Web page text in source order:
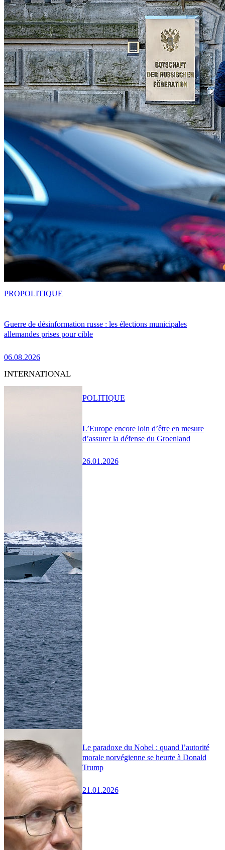
Guerre de désinformation russe : les élections municipales
allemandes prises pour cible
06.08.2026
PROPOLITIQUE
INTERNATIONAL
L’Europe encore loin d’être en mesure
d’assurer la défense du Groenland
26.01.2026
POLITIQUE
Le paradoxe du Nobel : quand l’autorité
morale norvégienne se heurte à Donald
Trump
21.01.2026